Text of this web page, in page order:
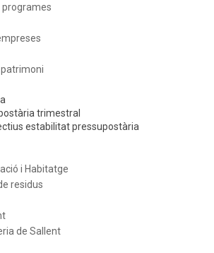
programes
trimestral
estabilitat pressupostària
i Habitatge
residus
de Sallent